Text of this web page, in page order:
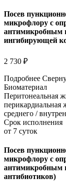
Посев
микрофлору с
антимикробным
ингибирующей
2 730 ₽
Подробнее
Биоматериал
Перитонеальная
перикардиальная
среднего /
Срок исполнения
от 7 суток
Посев
микрофлору с
антимикробным
антибиотиков)